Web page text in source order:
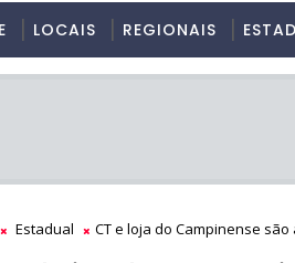
LOCAIS REGIONAIS
Estadual CT e loja do Campinense